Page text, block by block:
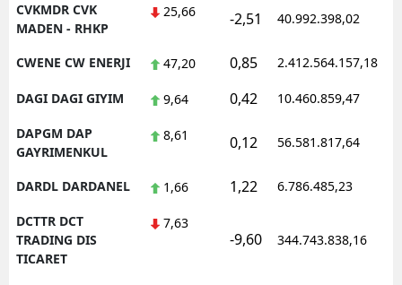
CVKMDR CVK
MADEN - RHKP
25,66 -2,51 40.992.398,02
CWENE CW ENERJI 47,20 0,85 2.412.564.157,18
DAGI DAGI GIYIM 9,64 0,42 10.460.859,47
DAPGM DAP
GAYRIMENKUL
8,61 0,12 56.581.817,64
DARDL DARDANEL 1,66 1,22 6.786.485,23
DCTTR DCT
TRADING DIS
TICARET
7,63
-9,60 344.743.838,16